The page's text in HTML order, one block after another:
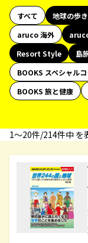
すべて 地球の歩
aruco 海外
Resort Style
島
BOOKS スペシャル
BOOKS 旅と健康
1〜20件/214件中 を